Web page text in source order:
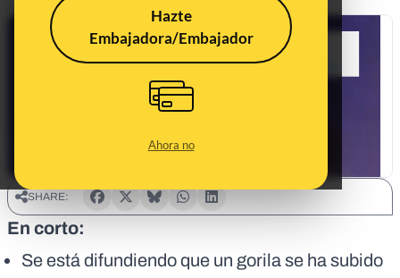
Hazte
Embajadora/Embajador
Ahora no
Publicado el
SHARE:
En corto:
Se está difundiendo que un gorila se ha subido